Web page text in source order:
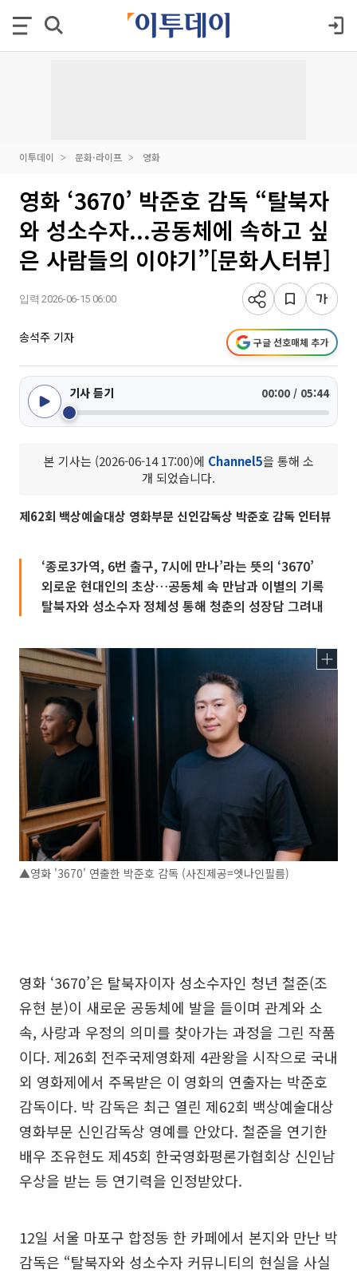
이투데이 문화·라이프 영화
영화 ‘3670’ 박준호 감독 “탈북자
와 성소수자...공동체에 속하고 싶
은 사람들의 이야기”[문화人터뷰]
입력 2026-06-15 06:00
송석주 기자 구글 선호매체 추가
기사 듣기 00:00 / 05:44
본 기사는 (2026-06-14 17:00)에 Channel5을 통해 소
개 되었습니다.
제62회 백상예술대상 영화부문 신인감독상 박준호 감독 인터뷰
‘종로3가역, 6번 출구, 7시에 만나’라는 뜻의 ‘3670’
외로운 현대인의 초상…공동체 속 만남과 이별의 기록
탈북자와 성소수자 정체성 통해 청춘의 성장담 그려내
▲영화 '3670' 연출한 박준호 감독 (사진제공=엣나인필름)
영화 ‘3670’은 탈북자이자 성소수자인 청년 철준(조
유현 분)이 새로운 공동체에 발을 들이며 관계와 소
속, 사랑과 우정의 의미를 찾아가는 과정을 그린 작품
이다. 제26회 전주국제영화제 4관왕을 시작으로 국내
외 영화제에서 주목받은 이 영화의 연출자는 박준호
감독이다. 박 감독은 최근 열린 제62회 백상예술대상
영화부문 신인감독상 영예를 안았다. 철준을 연기한
배우 조유현도 제45회 한국영화평론가협회상 신인남
우상을 받는 등 연기력을 인정받았다.
12일 서울 마포구 합정동 한 카페에서 본지와 만난 박
감독은 “탈북자와 성소수자 커뮤니티의 현실을 사실